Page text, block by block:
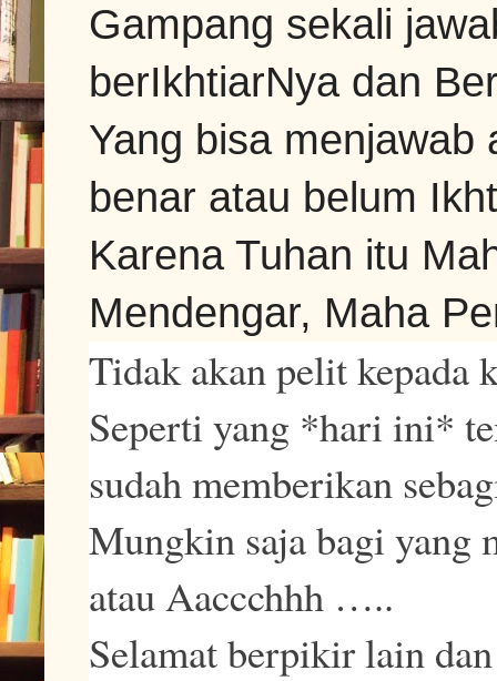
Gampang sekali
berIkhtiarNya dan
Yang bisa
benar atau belum
Karena Tuhan itu
Mendengar, Maha
Tidak akan pelit
Seperti yang *hari ini*
sudah memberikan
Mungkin saja bagi
atau Aaccchhh …..
Selamat berpikir lain